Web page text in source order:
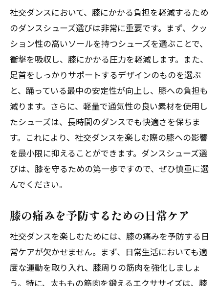
社交ダンスを楽しむために必要な関節ケアの
習慣
日常的に行うべき関節ケアのルーティン
関節の健康を保つための栄養管理
疲れた関節を癒やすリラクゼーション方
法
定期的な関節チェックの重要性
関節に優しいライフスタイルの提案
社交ダンスを長く楽しむために必要な予
防策
社交ダンスにおいて、膝にかかる負担を軽減するため
のダンスシューズ選びは非常に重要です。まず、クッ
ション性の高いソールを持つシューズを選ぶことで、
衝撃を吸収し、膝にかかる圧力を軽減します。また、
足首をしっかりサポートするデザインのものを選ぶ
と、踊っている最中の安定性が向上し、膝への負担も
減ります。さらに、軽量で通気性の良い素材を使用し
たシューズは、長時間のダンスでも快適さを保ちま
す。これにより、社交ダンスを楽しむ際の膝への影響
を最小限に抑えることができます。ダンスシューズ選
びは、膝を守るための第一歩ですので、ぜひ慎重に選
んでください。
膝の痛みを予防するための日常ケア
社交ダンスを楽しむためには、膝の痛みを予防する日
常ケアが欠かせません。まず、日常生活においても適
度な運動を取り入れ、膝周りの筋肉を強化しましょ
う。特に、太ももの筋肉を鍛えるエクササイズは、膝